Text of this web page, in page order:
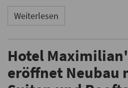
Weiterlesen
Hotel
eröffnet Neubau